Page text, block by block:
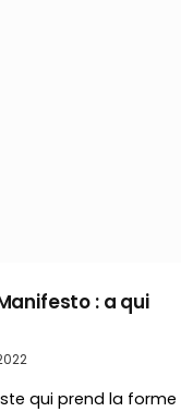
: a qui
qui prend la forme